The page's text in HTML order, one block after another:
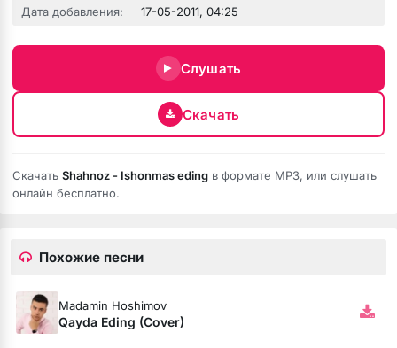
Дата добавления:
17-05-2011, 04:25
Слушать
Скачать
Скачать Shahnoz - Ishonmas eding в формате MP3, или слушать
онлайн бесплатно.
Похожие песни
Madamin Hoshimov
Qayda Eding (Cover)